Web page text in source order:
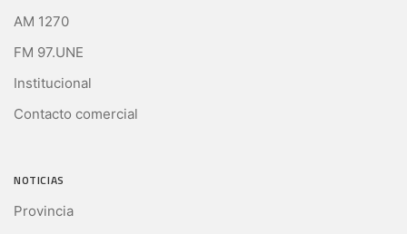
AM 1270
FM 97.UNE
Institucional
Contacto comercial
NOTICIAS
Provincia